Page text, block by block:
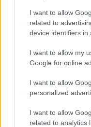
I want to allow
related to
device identifiers in
I want to allow my
Google for online
I want to allow
personalized
I want to allow
related to analytics
Michelle
vivo: un
esplode la